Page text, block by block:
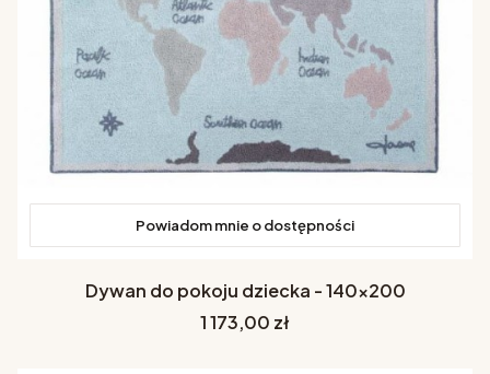
Powiadom mnie o dostępności
Dywan do pokoju dziecka - 140x200
Cena
1 173,00 zł